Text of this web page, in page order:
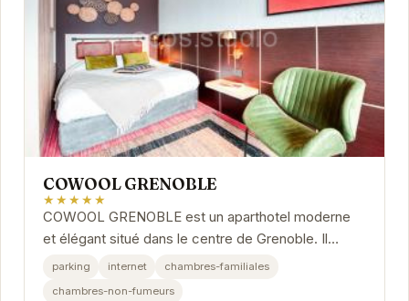
COWOOL GRENOBLE
★★★★★
COWOOL GRENOBLE est un aparthotel moderne
et élégant situé dans le centre de Grenoble. Il
propose des hébergements indépendants avec
parking internet
chambres-familiales
chambres-non-fumeurs